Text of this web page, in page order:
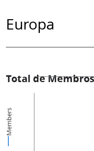
Europa
Total de
Members